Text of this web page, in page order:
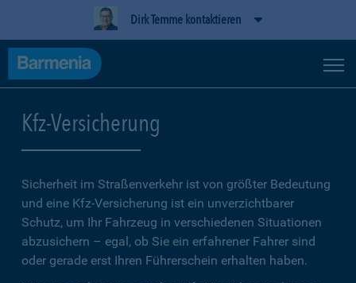
Dirk Temme kontaktieren
Kfz-Versicherung
Sicherheit im Straßenverkehr ist von größter Bedeutung
und eine Kfz-Versicherung ist ein unverzichtbarer
Schutz, um Ihr Fahrzeug in verschiedenen Situationen
abzusichern – egal, ob Sie ein erfahrener Fahrer sind
oder gerade erst Ihren Führerschein erhalten haben.